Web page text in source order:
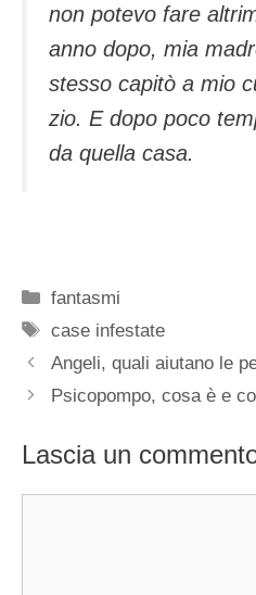
non potevo fare
anno dopo, mia
stesso capitò a mio
zio. E dopo poco
da quella casa.
Categorie
fantasmi
Tag
case infestate
Angeli, quali aiutano le
Psicopompo, cosa è e
Lascia un